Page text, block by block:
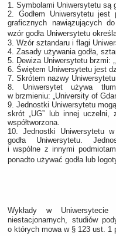
1. Symbolami Uniwersytetu są
2. Godłem Uniwersytetu
graficznych nawiązujących
wzór godła Uniwersytetu
3. Wzór sztandaru i flagi
4. Zasady używania godła,
5. Dewiza Uniwersytetu brzmi:
6. Świętem Uniwersytetu jest
7. Skrótem nazwy Uniwersytetu
8. Uniwersytet używa
w brzmieniu: „University of
9. Jednostki Uniwersytetu
skrót „UG” lub innej
współtworzona.
10. Jednostki Uniwersytetu
godła Uniwersytetu.
i wspólne z innymi
ponadto używać godła lub
Wykłady w
niestacjonarnych, studiów
o których mowa w § 123 ust. 1